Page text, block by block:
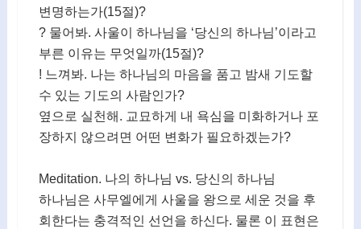
변명하는가(15절)?
? 물어봐. 사울이 하나님을 ‘당신의 하나님’이라고
부른 이유는 무엇일까(15절)?
! 느껴봐. 나는 하나님의 마음을 품고 밤새 기도할
수 있는 기도의 사람인가?
옆으로 실천해. 교묘하게 내 욕심을 미화하거나 포
장하지 않으려면 어떤 변화가 필요하겠는가?
Meditation. 나의 하나님 vs. 당신의 하나님
하나님은 사무엘에게 사울을 왕으로 세운 것을 후
회한다는 충격적인 선언을 하신다. 물론 이 표현은